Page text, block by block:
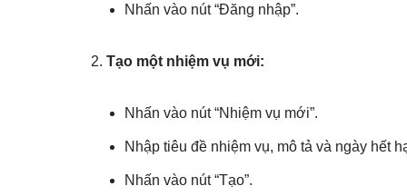
Nhấn vào nút “Đăng nhập”.
Tạo một nhiệm vụ mới:
Nhấn vào nút “Nhiệm vụ mới”.
Nhập tiêu đề nhiệm vụ, mô tả và ngày hết
Nhấn vào nút “Tạo”.